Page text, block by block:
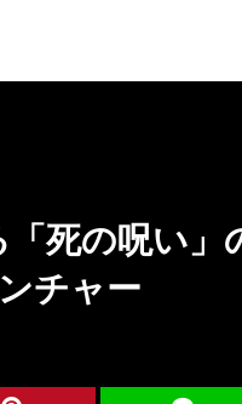
「死の呪い」
チャー